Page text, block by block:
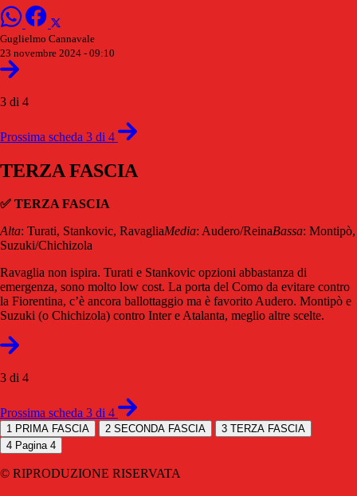
Guglielmo Cannavale
23 novembre 2024 - 09:10
3 di 4
Prossima scheda 3 di 4
TERZA FASCIA
✅ TERZA FASCIA
Alta: Turati, Stankovic, RavagliaMedia: Audero/ReinaBassa: Montipò,
Suzuki/Chichizola
Ravaglia non ispira. Turati e Stankovic opzioni abbastanza di
emergenza, sono molto low cost. La porta del Como da evitare contro
la Fiorentina, c’è ancora ballottaggio ma è favorito Audero. Montipò e
Suzuki (o Chichizola) contro Inter e Atalanta, meglio altre scelte.
3 di 4
Prossima scheda 3 di 4
1 PRIMA FASCIA 2 SECONDA FASCIA 3 TERZA FASCIA
4 Pagina 4
© RIPRODUZIONE RISERVATA